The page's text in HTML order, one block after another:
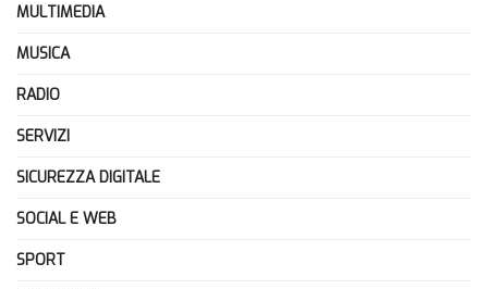
MULTIMEDIA
MUSICA
RADIO
SERVIZI
SICUREZZA DIGITALE
SOCIAL E WEB
SPORT